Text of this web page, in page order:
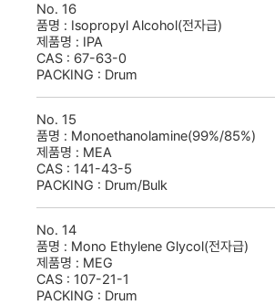
No. 16
품명 : Isopropyl Alcohol(전자급)
제품명 : IPA
CAS : 67-63-0
PACKING : Drum
No. 15
품명 : Monoethanolamine(99%/85%)
제품명 : MEA
CAS : 141-43-5
PACKING : Drum/Bulk
No. 14
품명 : Mono Ethylene Glycol(전자급)
제품명 : MEG
CAS : 107-21-1
PACKING : Drum